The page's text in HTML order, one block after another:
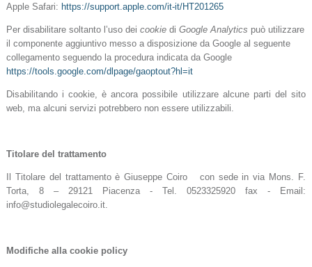
Apple Safari: https://support.apple.com/it-it/HT201265
Per disabilitare soltanto l’uso dei cookie di Google Analytics può utilizzare
il componente aggiuntivo messo a disposizione da Google al seguente
collegamento seguendo la procedura indicata da Google
https://tools.google.com/dlpage/gaoptout?hl=it
Disabilitando i cookie, è ancora possibile utilizzare alcune parti del sito
web, ma alcuni servizi potrebbero non essere utilizzabili.
Titolare del trattamento
Il Titolare del trattamento è Giuseppe Coiro con sede in via Mons. F.
Torta, 8 – 29121 Piacenza - Tel. 0523325920 fax - Email:
info@studiolegalecoiro.it.
Modifiche alla cookie policy